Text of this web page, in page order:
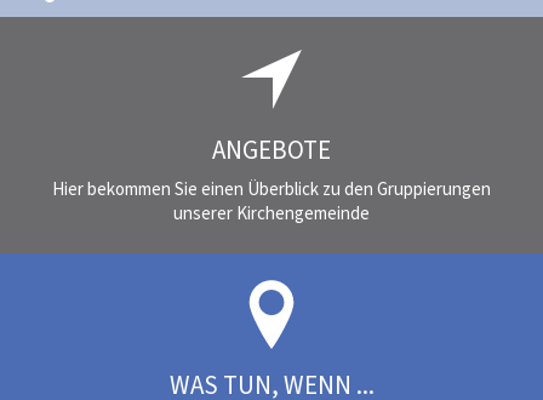
ANGEBOTE
Hier bekommen Sie einen Überblick zu den Gruppierungen
unserer Kirchengemeinde
WAS TUN, WENN ...